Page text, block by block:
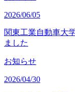
2026/06/05
関東工業自動車大
ました
お知らせ
2026/04/30